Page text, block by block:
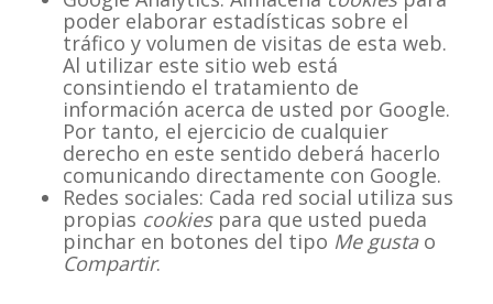
poder elaborar estadísticas sobre el
tráfico y volumen de visitas de esta web.
Al utilizar este sitio web está
consintiendo el tratamiento de
información acerca de usted por Google.
Por tanto, el ejercicio de cualquier
derecho en este sentido deberá hacerlo
comunicando directamente con Google.
Redes sociales: Cada red social utiliza sus
propias cookiespara que usted pueda
pinchar en botones del tipo Me gustao
Compartir.